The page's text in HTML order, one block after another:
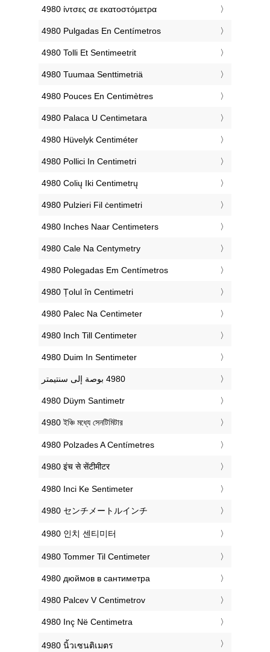
‎4980 ίντσες σε εκατοστόμετρα
‎4980 Pulgadas En Centímetros
‎4980 Tolli Et Sentimeetrit
‎4980 Tuumaa Senttimetriä
‎4980 Pouces En Centimètres
‎4980 Palaca U Centimetara
‎4980 Hüvelyk Centiméter
‎4980 Pollici In Centimetri
‎4980 Colių Iki Centimetrų
‎4980 Pulzieri Fil ċentimetri
‎4980 Inches Naar Centimeters
‎4980 Cale Na Centymetry
‎4980 Polegadas Em Centímetros
‎4980 Țolul în Centimetri
‎4980 Palec Na Centimeter
‎4980 Inch Till Centimeter
‎4980 Duim In Sentimeter
‎4980 Düym Santimetr
‎4980 ইঞ্চি মধ্যে সেনটিমিটার
‎4980 Polzades A Centímetres
‎4980 इंच से सेंटीमीटर
‎4980 Inci Ke Sentimeter
‎4980 センチメートルインチ
‎4980 인치 센티미터
‎4980 Tommer Til Centimeter
‎4980 дюймов в сантиметра
‎4980 Palcev V Centimetrov
‎4980 Inç Në Centimetra
‎4980 นิ้วเซนติเมตร